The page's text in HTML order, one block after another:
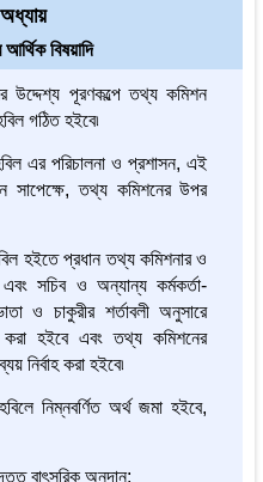
বিষয়াদি
পূরণকল্পে তথ্য কমিশন
গঠিত হইবে৷
এর পরিচালনা ও প্রশাসন, এই
সাপেক্ষে, তথ্য কমিশনের উপর
হইতে প্রধান তথ্য কমিশনার ও
সচিব ও অন্যান্য কর্মকর্তা-
ও চাকুরীর শর্তাবলী অনুসারে
হইবে এবং তথ্য কমিশনের
নির্বাহ করা হইবে৷
নিম্নবর্ণিত অর্থ জমা হইবে,
বাৎসরিক অনুদান;